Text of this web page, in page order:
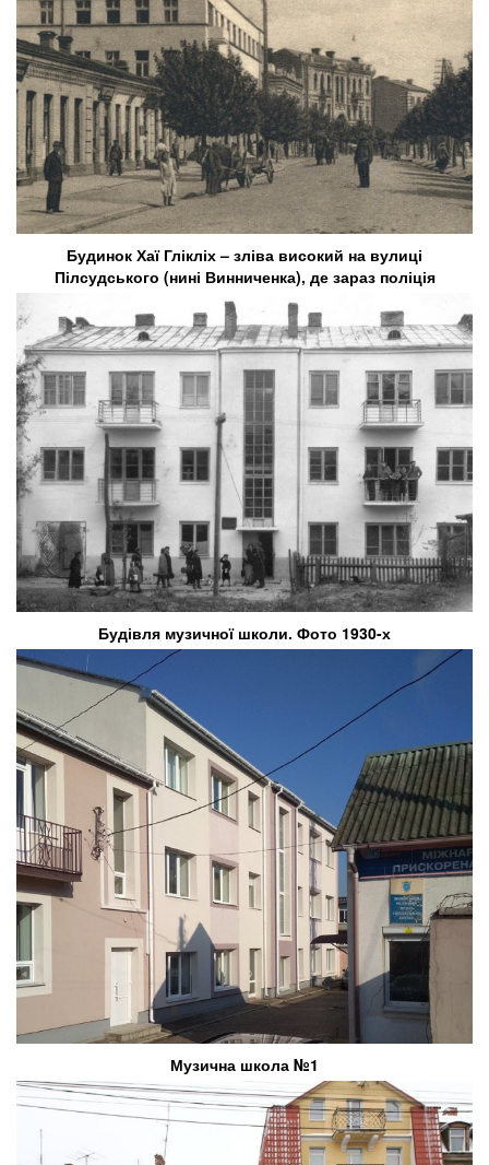
Будинок Хаї Глікліх – зліва високий на вулиці
Пілсудського (нині Винниченка), де зараз поліція
Будівля музичної школи. Фото 1930-х
Музична школа №1